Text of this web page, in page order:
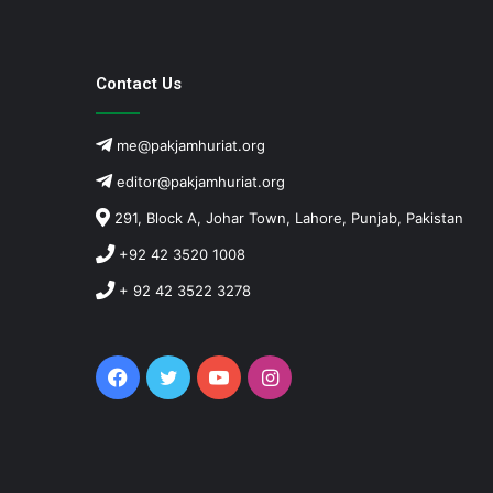
Contact Us
me@pakjamhuriat.org
editor@pakjamhuriat.org
291, Block A, Johar Town, Lahore, Punjab, Pakistan
+92 42 3520 1008
+ 92 42 3522 3278
Facebook
TwitterYouTubeInstagram